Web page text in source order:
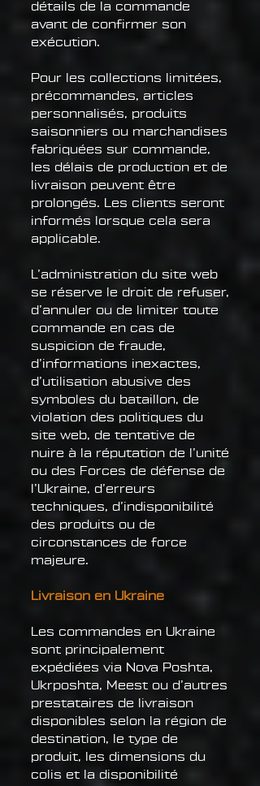
détails de la commande
avant de confirmer son
exécution.
Pour les collections limitées,
précommandes, articles
personnalisés, produits
saisonniers ou marchandises
fabriquées sur commande,
les délais de production et de
livraison peuvent être
prolongés. Les clients seront
informés lorsque cela sera
applicable.
L’administration du site web
se réserve le droit de refuser,
d’annuler ou de limiter toute
commande en cas de
suspicion de fraude,
d’informations inexactes,
d’utilisation abusive des
symboles du bataillon, de
violation des politiques du
site web, de tentative de
nuire à la réputation de l’unité
ou des Forces de défense de
l’Ukraine, d’erreurs
techniques, d’indisponibilité
des produits ou de
circonstances de force
majeure.
Livraison en Ukraine
Les commandes en Ukraine
sont principalement
expédiées via Nova Poshta,
Ukrposhta, Meest ou d’autres
prestataires de livraison
disponibles selon la région de
destination, le type de
produit, les dimensions du
colis et la disponibilité